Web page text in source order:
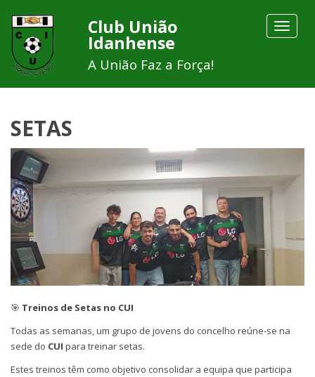
Toggle
Club União
Idanhense
A União Faz a Força!
SETAS
🎯 Treinos de Setas no CUI
Todas as semanas, um grupo de jovens do concelho reúne-se na
sede do CUI para treinar setas.
Estes treinos têm como objetivo consolidar a equipa que participa